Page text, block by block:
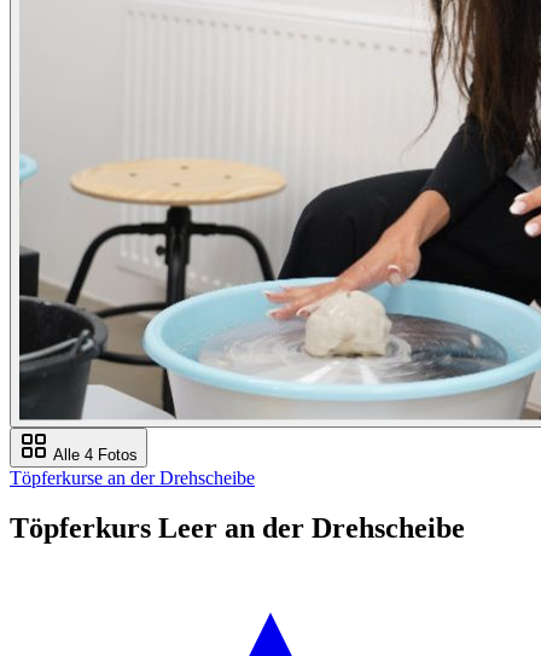
Alle 4 Fotos
Töpferkurse an der Drehscheibe
Töpferkurs Leer an der Drehscheibe